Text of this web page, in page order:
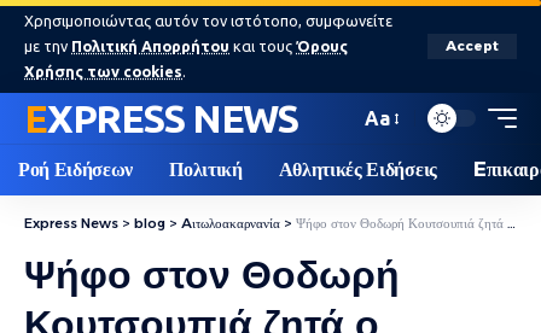
Χρησιμοποιώντας αυτόν τον ιστότοπο, συμφωνείτε
με την Πολιτική Απορρήτου και τους Όρους
Χρήσης των cookies.
Accept
EXPRESS NEWS Aa
Ροή Ειδήσεων Πολιτική Αθλητικές Ειδήσεις
Express News > blog > Aιτωλοακαρνανία > Ψήφο στον Θοδωρή Κουτσουπιά ζητά ο δήμαρχος Αγρινίου
Ψήφο στον Θοδωρή